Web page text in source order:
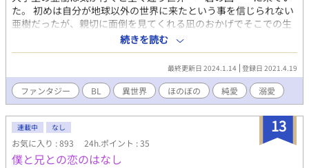
た。 初めは自分が地球以外の世界に来たという事を信じられない
亜樹だったが、親切に面倒を見てくれる凪のおかげでそこでの生
活を受け入れ始めた。 碧の国の事を勉強しながら元の世界に帰る
方法を探す亜樹の前に、ある日碧の国の王が現れ、亜樹は王とと
もに国を治める神子であると言い、亜樹を王宮に連れて行ってし
まう。 亜樹を国の至宝だと言いながら冷たい態度をとる王様に戸
惑う亜樹だが・・・。 基本的にほのぼのしたお話にしたいと思っ
ています。進展がゆっくりですが、付き合っていただけたら嬉し
いです。
続きを読む
最終更新日 2024.1.14 登録日 2021.4.19
ファンタジー BL 異世界 ほのぼの 純愛 溺愛
13
連載中 なし
お気に入り : 893 24h.ポイント : 35
僕と兄との恋のはなし